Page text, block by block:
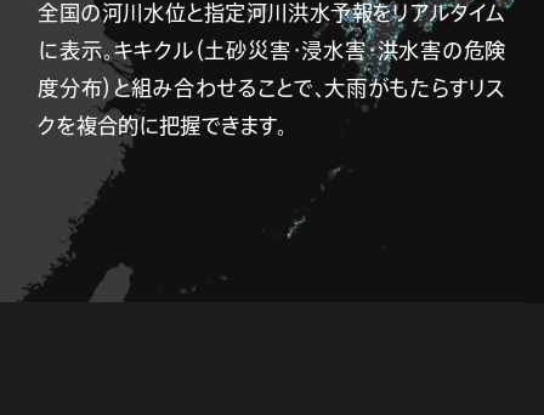
全国の河川水位と指定河川洪水予報をリアルタイム
に表示。キキクル（土砂災害・浸水害・洪水害の危険
度分布）と組み合わせることで、大雨がもたらすリス
クを複合的に把握できます。